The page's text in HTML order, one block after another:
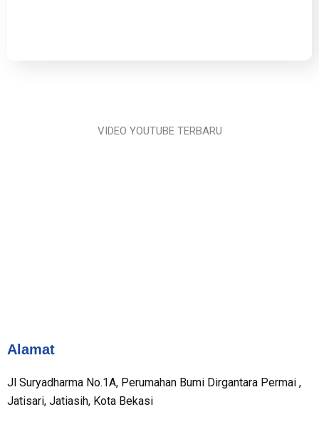
VIDEO YOUTUBE TERBARU
Alamat
Jl Suryadharma No.1A, Perumahan Bumi Dirgantara Permai ,
Jatisari, Jatiasih, Kota Bekasi